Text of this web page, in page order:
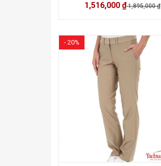
1,516,000 ₫1,895,000 ₫
- 20%